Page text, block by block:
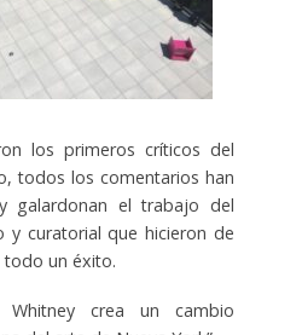
los primeros críticos del
todos los comentarios han
galardonan el trabajo del
y curatorial que hicieron de
un éxito.
Whitney crea un cambio